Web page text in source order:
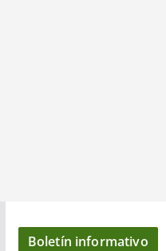
Boletín informativo